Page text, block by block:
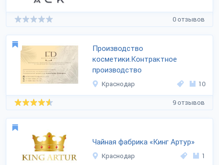
0 отзывов
Производство
косметики.Контрактное
производство
Краснодар 10
9 отзывов
Чайная фабрика «Кинг Артур»
Краснодар 1